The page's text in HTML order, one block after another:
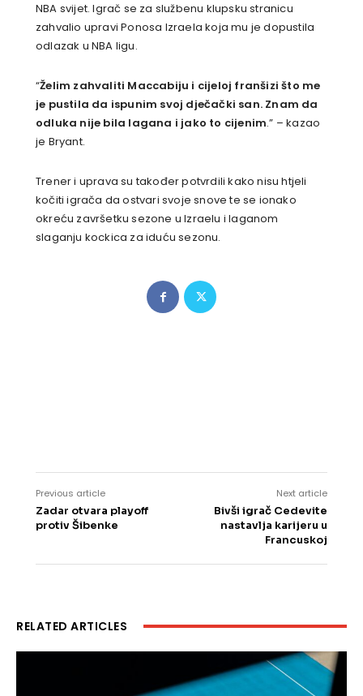
NBA svijet. Igrač se za službenu klupsku stranicu
zahvalio upravi Ponosa Izraela koja mu je dopustila
odlazak u NBA ligu.
“Želim zahvaliti Maccabiju i cijeloj franšizi što me
je pustila da ispunim svoj dječački san. Znam da
odluka nije bila lagana i jako to cijenim.” – kazao
je Bryant.
Trener i uprava su također potvrdili kako nisu htjeli
kočiti igrača da ostvari svoje snove te se ionako
okreću završetku sezone u Izraelu i laganom
slaganju kockica za iduću sezonu.
Previous article
Zadar otvara playoff
protiv Šibenke
Next article
Bivši igrač Cedevite
nastavlja karijeru u
Francuskoj
RELATED ARTICLES